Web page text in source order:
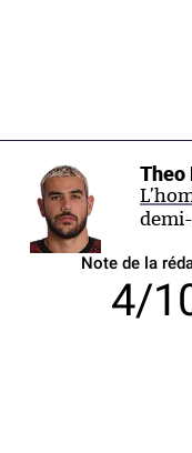
Theo
Note de la
4/